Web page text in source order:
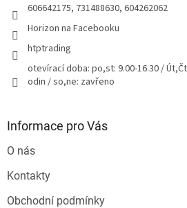
606642175, 731488630, 604262062
Horizon na Facebooku
htptrading
otevírací doba: po,st: 9.00-16.30 /
odin / so,ne: zavřeno
Informace pro Vás
O nás
Kontakty
Obchodní podmínky